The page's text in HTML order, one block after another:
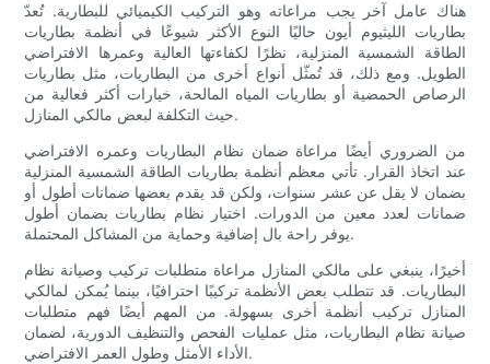
هناك عامل آخر يجب مراعاته وهو التركيب الكيميائي للبطارية. تُعدّ
بطاريات الليثيوم أيون حاليًا النوع الأكثر شيوعًا في أنظمة بطاريات
الطاقة الشمسية المنزلية، نظرًا لكفاءتها العالية وعمرها الافتراضي
الطويل. ومع ذلك، قد تُمثّل أنواع أخرى من البطاريات، مثل بطاريات
الرصاص الحمضية أو بطاريات المياه المالحة، خيارات أكثر فعالية من
حيث التكلفة لبعض مالكي المنازل.
من الضروري أيضًا مراعاة ضمان نظام البطاريات وعمره الافتراضي
عند اتخاذ القرار. تأتي معظم أنظمة بطاريات الطاقة الشمسية المنزلية
بضمان لا يقل عن عشر سنوات، ولكن قد يقدم بعضها ضمانات أطول أو
ضمانات لعدد معين من الدورات. اختيار نظام بطاريات بضمان أطول
يوفر راحة بال إضافية وحماية من المشاكل المحتملة.
أخيرًا، ينبغي على مالكي المنازل مراعاة متطلبات تركيب وصيانة نظام
البطاريات. قد تتطلب بعض الأنظمة تركيبًا احترافيًا، بينما يُمكن لمالكي
المنازل تركيب أنظمة أخرى بسهولة. من المهم أيضًا فهم متطلبات
صيانة نظام البطاريات، مثل عمليات الفحص والتنظيف الدورية، لضمان
الأداء الأمثل وطول العمر الافتراضي.